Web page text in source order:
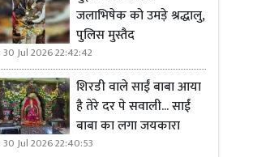
जलाभिषेक को उमड़े श्रद्धालु,
पुलिस मुस्तैद
30 Jul 2026 22:42:42
शिरडी वाले साईं बाबा आया
है तेरे दर पे सवाली... साईं
बाबा का लगा जयकारा
30 Jul 2026 22:40:53